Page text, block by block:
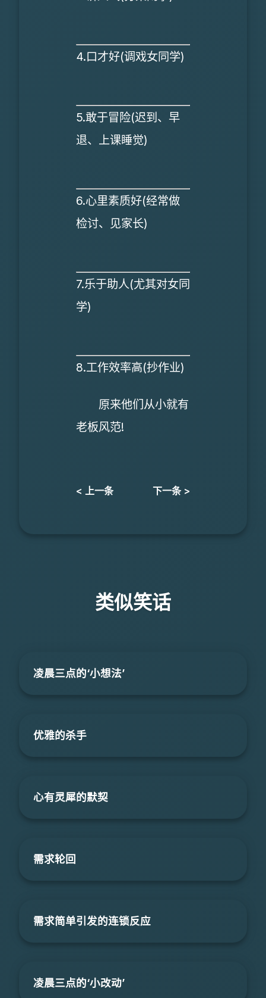
4.口才好(调戏女同学)
5.敢于冒险(迟到、早
退、上课睡觉)
6.心里素质好(经常做
检讨、见家长)
7.乐于助人(尤其对女同
学)
8.工作效率高(抄作业)
原来他们从小就有
老板风范!
< 上一条 下一条 >
类似笑话
凌晨三点的‘小想法’
优雅的杀手
心有灵犀的默契
需求轮回
需求简单引发的连锁反应
凌晨三点的‘小改动’